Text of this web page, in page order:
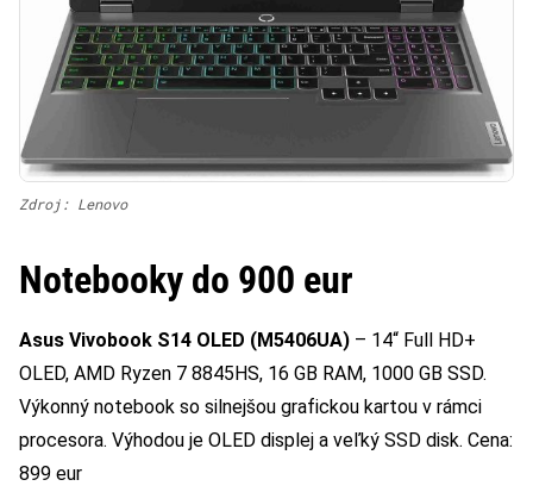
Zdroj: Lenovo
Notebooky do 900 eur
Asus Vivobook S14 OLED (M5406UA) – 14“ Full HD+
OLED, AMD Ryzen 7 8845HS, 16 GB RAM, 1000 GB SSD.
Výkonný notebook so silnejšou grafickou kartou v rámci
procesora. Výhodou je OLED displej a veľký SSD disk. Cena:
899 eur